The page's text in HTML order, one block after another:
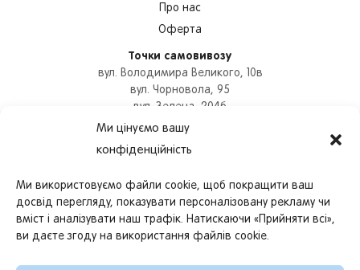
Ми цінуємо вашу
конфіденційність
Ми використовуємо файли cookie, щоб покращити ваш
досвід перегляду, показувати персоналізовану рекламу чи
вміст і аналізувати наш трафік. Натискаючи «Прийняти всі»,
ви даєте згоду на використання файлів cookie.
Про нас
Оферта
Точки самовивозу
вул. Володимира Великого, 10в
вул. Чорновола, 95
вул. Зелена, 204б
вул. Героїв УПА, 73б
+380978780837
Графік роботи
працюємо з11:00до22:30